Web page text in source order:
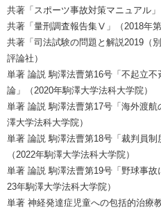
共著「スポーツ事故対策マニュアル」
共著「量刑調査報告集Ⅴ」（2018年第
共著「司法試験の問題と解説2019（
評論社）
単著 論説 駒澤法曹第16号「不起立
論」（2020年駒澤大学法科大学院）
単著 論説 駒澤法曹第17号「海外渡
澤大学法科大学院）
単著 論説 駒澤法曹第18号「裁判員制
（2022年駒澤大学法科大学院）
単著 論説 駒澤法曹第19号「野球事
23年駒澤大学法科大学院）
単著 神経発達症児童への包括的治療